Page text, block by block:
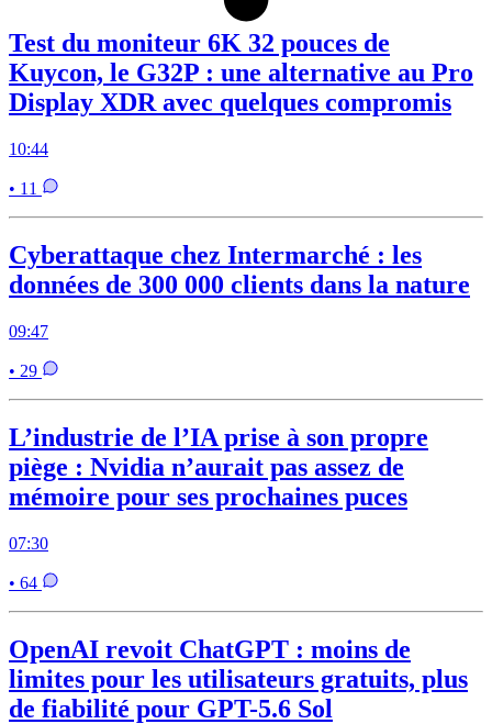
Test du moniteur 6K 32 pouces de
Kuycon, le G32P : une alternative au Pro
Display XDR avec quelques compromis
10:44
• 11
Cyberattaque chez Intermarché : les
données de 300 000 clients dans la nature
09:47
• 29
L’industrie de l’IA prise à son propre
piège : Nvidia n’aurait pas assez de
mémoire pour ses prochaines puces
07:30
• 64
OpenAI revoit ChatGPT : moins de
limites pour les utilisateurs gratuits, plus
de fiabilité pour GPT-5.6 Sol